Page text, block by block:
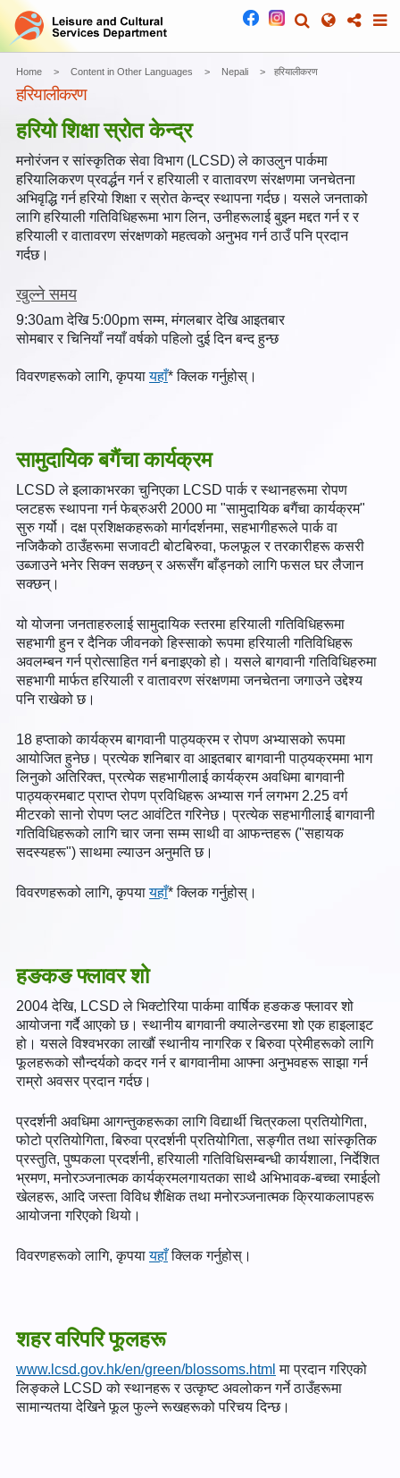
Home Content in Other Languages Nepali हरियालीकरण
हरियालीकरण
हरियो शिक्षा स्रोत केन्द्र
मनोरंजन र सांस्कृतिक सेवा विभाग (LCSD) ले काउलुन पार्कमा
हरियालिकरण प्रवर्द्धन गर्न र हरियाली र वातावरण संरक्षणमा जनचेतना
अभिवृद्धि गर्न हरियो शिक्षा र स्रोत केन्द्र स्थापना गर्दछ। यसले जनताको
लागि हरियाली गतिविधिहरूमा भाग लिन, उनीहरूलाई बुझ्न मद्दत गर्न र र
हरियाली र वातावरण संरक्षणको महत्वको अनुभव गर्न ठाउँ पनि प्रदान
गर्दछ।
खुल्ने समय
9:30am देखि 5:00pm सम्म, मंगलबार देखि आइतबार
सोमबार र चिनियाँ नयाँ वर्षको पहिलो दुई दिन बन्द हुन्छ
विवरणहरूको लागि, कृपयायहाँ* क्लिक गर्नुहोस्।
सामुदायिक बगैंचा कार्यक्रम
LCSD ले इलाकाभरका चुनिएका LCSD पार्क र स्थानहरूमा रोपण
प्लटहरू स्थापना गर्न फेब्रुअरी 2000 मा "सामुदायिक बगैंचा कार्यक्रम"
सुरु गर्यो। दक्ष प्रशिक्षकहरूको मार्गदर्शनमा, सहभागीहरूले पार्क वा
नजिकैको ठाउँहरूमा सजावटी बोटबिरुवा, फलफूल र तरकारीहरू कसरी
उब्जाउने भनेर सिक्न सक्छन् र अरूसँग बाँड्नको लागि फसल घर लैजान
सक्छन्।
यो योजना जनताहरुलाई सामुदायिक स्तरमा हरियाली गतिविधिहरूमा
सहभागी हुन र दैनिक जीवनको हिस्साको रूपमा हरियाली गतिविधिहरू
अवलम्बन गर्न प्रोत्साहित गर्न बनाइएको हो। यसले बागवानी गतिविधिहरुमा
सहभागी मार्फत हरियाली र वातावरण संरक्षणमा जनचेतना जगाउने उद्देश्य
पनि राखेको छ।
18 हप्ताको कार्यक्रम बागवानी पाठ्यक्रम र रोपण अभ्यासको रूपमा
आयोजित हुनेछ। प्रत्येक शनिबार वा आइतबार बागवानी पाठ्यक्रममा भाग
लिनुको अतिरिक्त, प्रत्येक सहभागीलाई कार्यक्रम अवधिमा बागवानी
पाठ्यक्रमबाट प्राप्त रोपण प्रविधिहरू अभ्यास गर्न लगभग 2.25 वर्ग
मीटरको सानो रोपण प्लट आवंटित गरिनेछ। प्रत्येक सहभागीलाई बागवानी
गतिविधिहरूको लागि चार जना सम्म साथी वा आफन्तहरू ("सहायक
सदस्यहरू") साथमा ल्याउन अनुमति छ।
विवरणहरूको लागि, कृपयायहाँ* क्लिक गर्नुहोस्।
हङकङ फ्लावर शो
2004 देखि, LCSD ले भिक्टोरिया पार्कमा वार्षिक हङकङ फ्लावर शो
आयोजना गर्दै आएको छ। स्थानीय बागवानी क्यालेन्डरमा शो एक हाइलाइट
हो। यसले विश्वभरका लाखौं स्थानीय नागरिक र बिरुवा प्रेमीहरूको लागि
फूलहरूको सौन्दर्यको कदर गर्न र बागवानीमा आफ्ना अनुभवहरू साझा गर्न
राम्रो अवसर प्रदान गर्दछ।
प्रदर्शनी अवधिमा आगन्तुकहरूका लागि विद्यार्थी चित्रकला प्रतियोगिता,
फोटो प्रतियोगिता, बिरुवा प्रदर्शनी प्रतियोगिता, सङ्गीत तथा सांस्कृतिक
प्रस्तुति, पुष्पकला प्रदर्शनी, हरियाली गतिविधिसम्बन्धी कार्यशाला, निर्देशित
भ्रमण, मनोरञ्जनात्मक कार्यक्रमलगायतका साथै अभिभावक-बच्चा रमाईलो
खेलहरू, आदि जस्ता विविध शैक्षिक तथा मनोरञ्जनात्मक क्रियाकलापहरू
आयोजना गरिएको थियो।
विवरणहरूको लागि, कृपयायहाँक्लिक गर्नुहोस्।
शहर वरिपरि फूलहरू
www.lcsd.gov.hk/en/green/blossoms.html मा प्रदान गरिएको
लिङ्कले LCSD को स्थानहरू र उत्कृष्ट अवलोकन गर्ने ठाउँहरूमा
सामान्यतया देखिने फूल फुल्ने रूखहरूको परिचय दिन्छ।